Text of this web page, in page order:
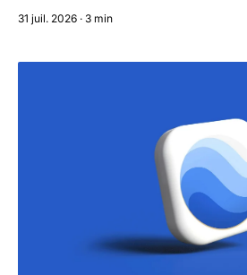
pratiques de sécurité les plus
31 juil. 2026 · 3 min